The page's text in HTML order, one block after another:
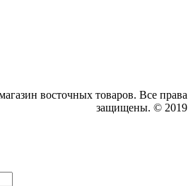
восточных товаров. Все права
защищены. © 2019